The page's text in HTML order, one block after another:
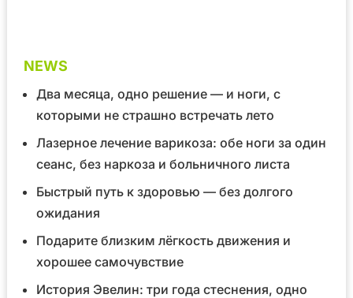
NEWS
Два месяца, одно решение — и ноги, с
которыми не страшно встречать лето
Лазерное лечение варикоза: обе ноги за один
сеанс, без наркоза и больничного листа
Быстрый путь к здоровью — без долгого
ожидания
Подарите близким лёгкость движения и
хорошее самочувствие
История Эвелин: три года стеснения, одно